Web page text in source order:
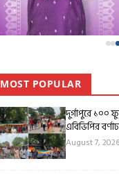
MOST POPULAR
দুর্গাপুরে ১০০
এবিভিপির
August 7, 2026